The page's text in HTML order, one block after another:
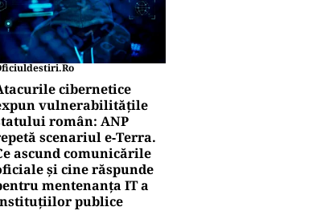
INTERNAȚIONAL
Megayahtul Amadea, confiscat de
scos la vânzare. Noul proprietar a
Puterea Financiara
Moody’s menține ratingul
perspectiva negativă. Negrescu:
evitat o pierdere”
Puterea Financiara
România, țara UE cu cea mai